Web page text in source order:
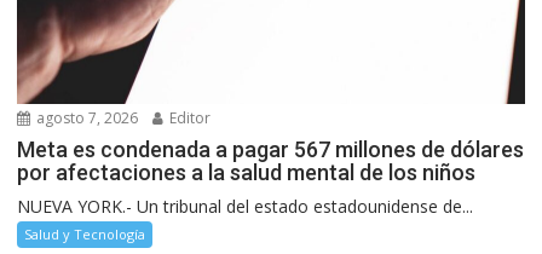
agosto 7, 2026 Editor
Meta es condenada a pagar 567 millones de dólares
por afectaciones a la salud mental de los niños
NUEVA YORK.- Un tribunal del estado estadounidense de...
Salud y Tecnología